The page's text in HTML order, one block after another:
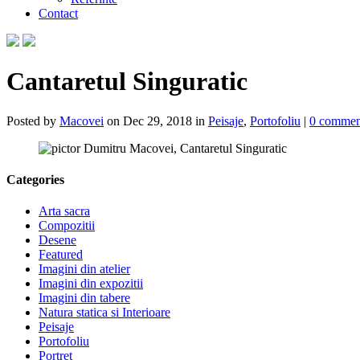
Contact
Cantaretul Singuratic
Posted by Macovei on Dec 29, 2018 in Peisaje, Portofoliu | 0
Categories
Arta sacra
Compozitii
Desene
Featured
Imagini din atelier
Imagini din expozitii
Imagini din tabere
Natura statica si Interioare
Peisaje
Portofoliu
Portret